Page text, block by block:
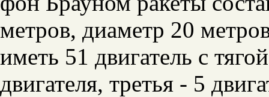
метров, диаметр 20
иметь 51 двигатель с
двигателя, третья - 5